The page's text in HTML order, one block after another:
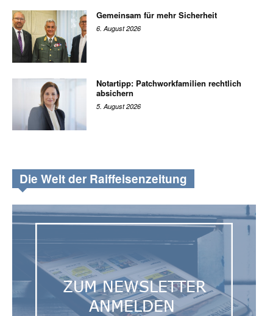
Gemeinsam für mehr Sicherheit
6. August 2026
Notartipp: Patchworkfamilien rechtlich
absichern
5. August 2026
Die Welt der Raiffeisenzeitung